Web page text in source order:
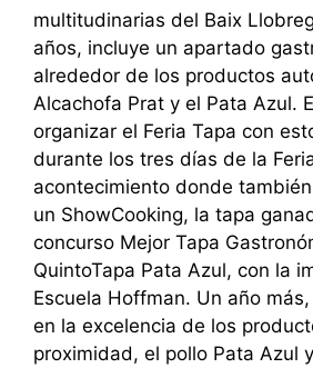
multitudinarias del Baix
años, incluye un apartado
alrededor de los productos
Alcachofa Prat y el Pata Azul.
organizar el Feria Tapa con
durante los tres días de la
acontecimiento donde
un ShowCooking, la tapa
concurso Mejor Tapa
QuintoTapa Pata Azul, con la
Escuela Hoffman. Un año
en la excelencia de los
proximidad, el pollo Pata Azul